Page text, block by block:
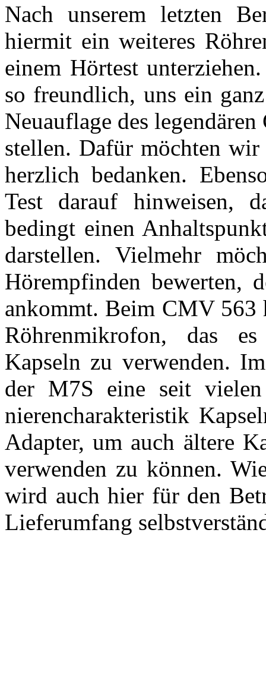
Nach unserem letzten
hiermit ein weiteres
einem Hörtest
so freundlich, uns ein
Neuauflage des
stellen. Dafür möchten
herzlich bedanken.
Test darauf hinweisen,
bedingt einen
darstellen. Vielmehr
Hörempfinden bewerten,
ankommt. Beim CMV 563
Röhrenmikrofon, das
Kapseln zu verwenden.
der M7S eine seit
nierencharakteristik
Adapter, um auch ältere
verwenden zu können.
wird auch hier für den
Lieferumfang